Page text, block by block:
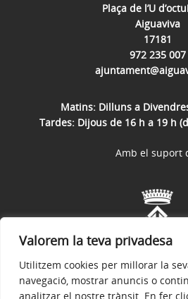
Valorem la teva privadesa
Utilitzem cookies per millorar la
navegació, mostrar anuncis o
analitzar el nostre trànsit. En fer
Plaça de l’U
Aiguaviva
17181
972 235 007
Matins: Dilluns a
Tardes: Dijous de 16 h a 19 h
Amb el suport